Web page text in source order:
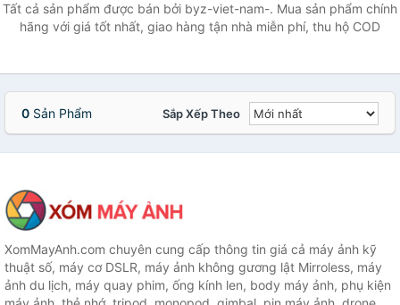
Tất cả sản phẩm được bán bởi byz-viet-nam-. Mua sản phẩm chính
hãng với giá tốt nhất, giao hàng tận nhà miễn phí, thu hộ COD
0 Sản Phẩm Sắp Xếp Theo
XomMayAnh.com chuyên cung cấp thông tin giá cả máy ảnh kỹ
thuật số, máy cơ DSLR, máy ảnh không gương lật Mirroless, máy
ảnh du lịch, máy quay phim, ống kính len, body máy ảnh, phụ kiện